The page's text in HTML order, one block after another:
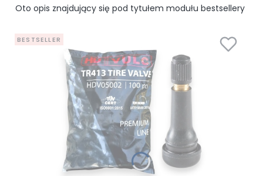
Oto opis znajdujący się pod tytułem modułu bestsellery
BESTSELLER